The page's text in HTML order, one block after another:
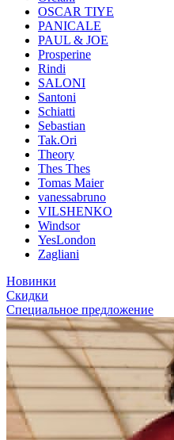
OSCAR TIYE
PANICALE
PAUL & JOE
Prosperine
Rindi
SALONI
Santoni
Schiatti
Sebastian
Tak.Ori
Theory
Thes Thes
Tomas Maier
vanessabruno
VILSHENKO
Windsor
YesLondon
Zagliani
Новинки
Скидки
Специальное предложение